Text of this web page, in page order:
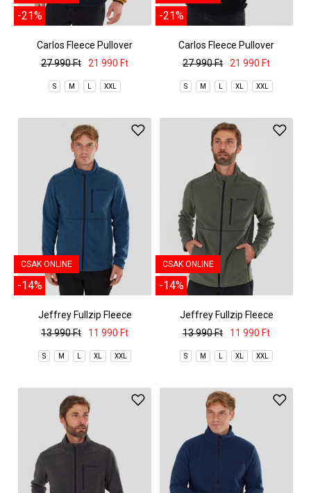
-21%
Carlos Fleece Pullover
27 990 Ft
21 990 Ft
S M L XXL
-21%
Carlos Fleece Pullover
27 990 Ft
21 990 Ft
S M L XL XXL
CSAK ONLINE
-14%
Jeffrey Fullzip Fleece
13 990 Ft
11 990 Ft
S M L XL XXL
CSAK ONLINE
-14%
Jeffrey Fullzip Fleece
13 990 Ft
11 990 Ft
S M L XL XXL